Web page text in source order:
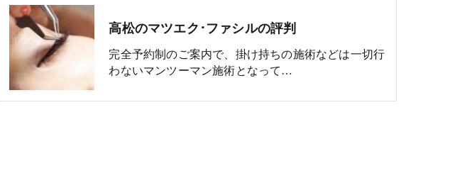
高松のマツエク･ファシルの評判
完全予約制のご案内で、掛け持ちの施術などは一切行
わないマンツーマン施術となって…